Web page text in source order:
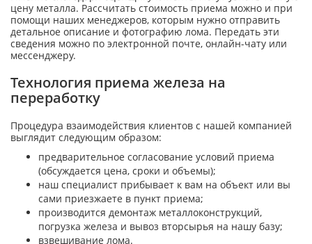
цену металла. Рассчитать стоимость приема можно и при
помощи наших менеджеров, которым нужно отправить
детальное описание и фотографию лома. Передать эти
сведения можно по электронной почте, онлайн-чату или
мессенджеру.
Технология приема железа на
переработку
Процедура взаимодействия клиентов с нашей компанией
выглядит следующим образом:
предварительное согласование условий приема
(обсуждается цена, сроки и объемы);
наш специалист прибывает к вам на объект или вы
сами приезжаете в пункт приема;
производится демонтаж металлоконструкций,
погрузка железа и вывоз вторсырья на нашу базу;
взвешивание лома.